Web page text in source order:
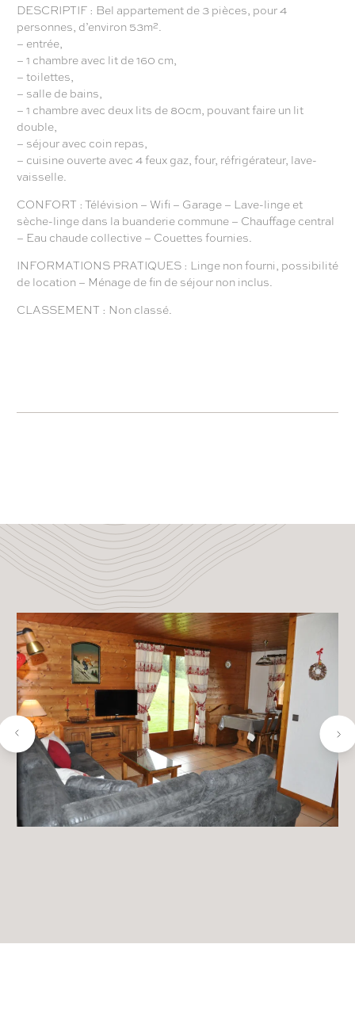
DESCRIPTIF : Bel appartement de 3 pièces, pour 4
personnes, d’environ 53m².
– entrée,
– 1 chambre avec lit de 160 cm,
– toilettes,
– salle de bains,
– 1 chambre avec deux lits de 80cm, pouvant faire un lit
double,
– séjour avec coin repas,
– cuisine ouverte avec 4 feux gaz, four, réfrigérateur, lave-
vaisselle.
CONFORT : Télévision – Wifi – Garage – Lave-linge et
sèche-linge dans la buanderie commune – Chauffage central
– Eau chaude collective – Couettes fournies.
INFORMATIONS PRATIQUES : Linge non fourni, possibilité
de location – Ménage de fin de séjour non inclus.
CLASSEMENT : Non classé.